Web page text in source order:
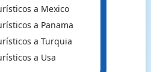
a Mexico
a Panama
a Turquia
a Usa